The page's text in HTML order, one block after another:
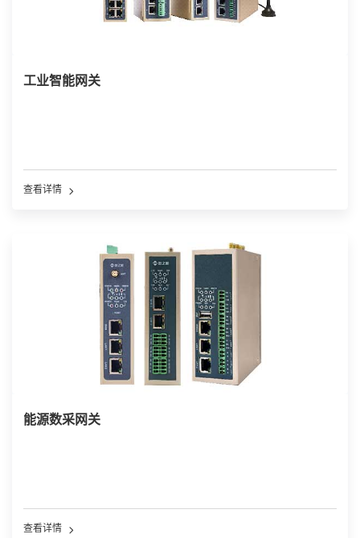
工业智能网关
查看详情
能源数采网关
查看详情